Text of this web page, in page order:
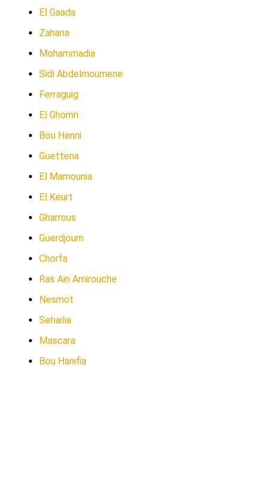
El Gaada
Zahana
Mohammadia
Sidi Abdelmoumene
Ferraguig
El Ghomri
Bou Henni
Guettena
El Mamounia
El Keurt
Gharrous
Guerdjoum
Chorfa
Ras Ain Amirouche
Nesmot
Sehailia
Mascara
Bou Hanifia